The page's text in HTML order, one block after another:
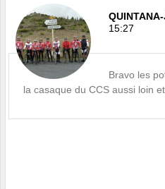
15:27
Bravo les
la casaque du CCS aussi loin